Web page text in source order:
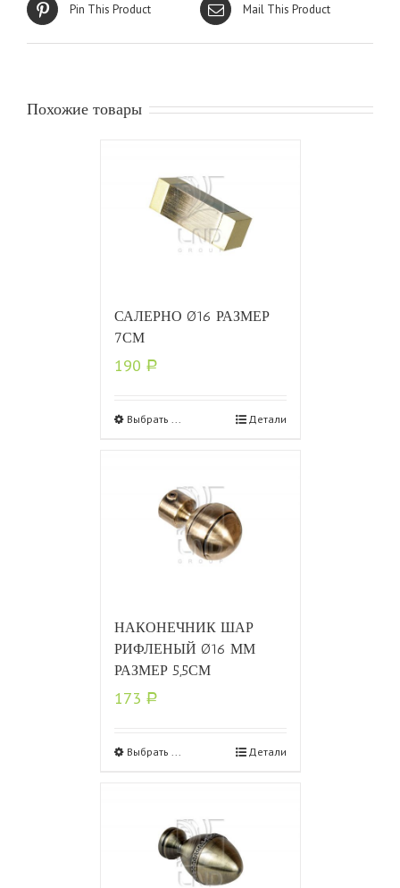
Pin This Product Mail This Product
Похожие товары
САЛЕРНО Ø16 РАЗМЕР
7СМ
190 Р
Выбрать ... Детали
НАКОНЕЧНИК ШАР
РИФЛЕНЫЙ Ø16 ММ
РАЗМЕР 5,5СМ
173 Р
Выбрать ... Детали